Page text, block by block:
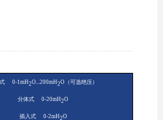
式 0-1mH2O...200mH2O（可选绝压）
分体式 0-20mH2O
插入式 0-2mH2O